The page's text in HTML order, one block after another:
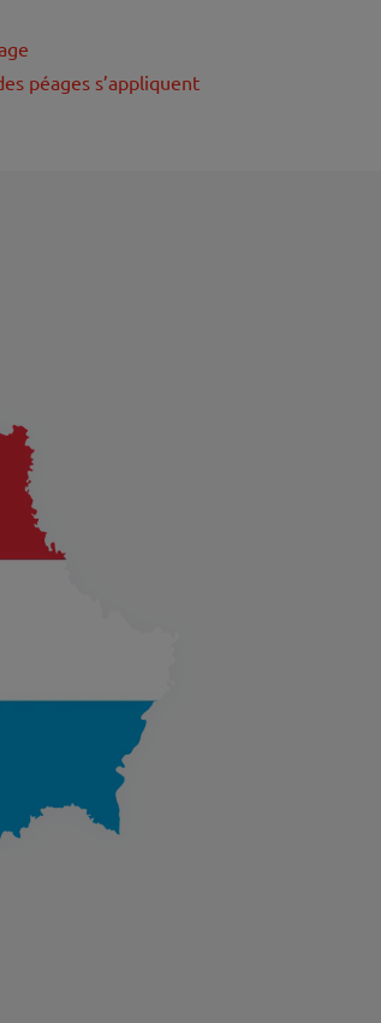
péages s’appliquent